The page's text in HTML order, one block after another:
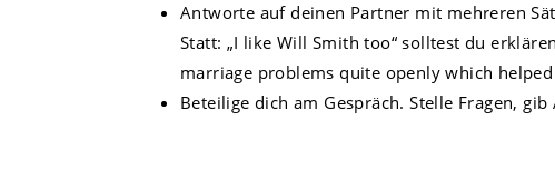
Antworte auf deinen Partner mit mehreren
Statt: „I like Will Smith too“ solltest du
marriage problems quite openly which
Beteilige dich am Gespräch. Stelle Fragen,